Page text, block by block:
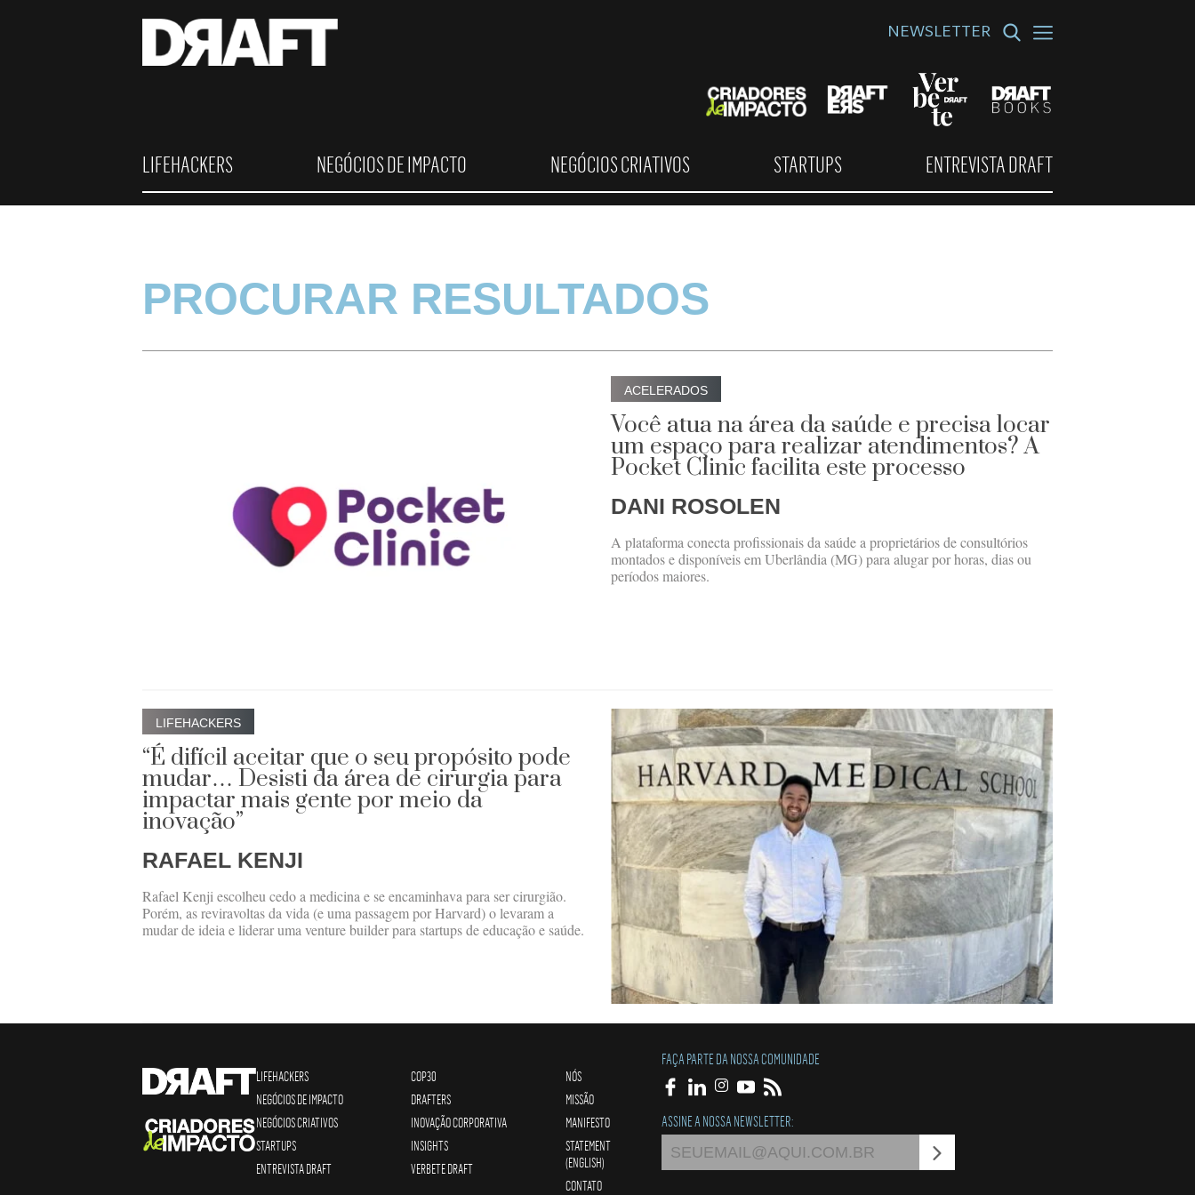
NEWSLETTER
LIFEHACKERS NEGÓCIOS DE IMPACTO NEGÓCIOS CRIATIVOS STARTUPS ENTREVISTA DRAFT
PROCURAR RESULTADOS
ACELERADOS
Você atua na área da saúde e precisa locar
um espaço para realizar atendimentos? A
Pocket Clinic facilita este processo
DANI ROSOLEN
A plataforma conecta profissionais da saúde a proprietários de consultórios
montados e disponíveis em Uberlândia (MG) para alugar por horas, dias ou
períodos maiores.
LIFEHACKERS
“É difícil aceitar que o seu propósito pode
mudar… Desisti da área de cirurgia para
impactar mais gente por meio da
inovação”
RAFAEL KENJI
Rafael Kenji escolheu cedo a medicina e se encaminhava para ser cirurgião.
Porém, as reviravoltas da vida (e uma passagem por Harvard) o levaram a
mudar de ideia e liderar uma venture builder para startups de educação e saúde.
LIFEHACKERS
NEGÓCIOS DE IMPACTO
NEGÓCIOS CRIATIVOS
STARTUPS
ENTREVISTA DRAFT
COP30
DRAFTERS
INOVAÇÃO CORPORATIVA
INSIGHTS
VERBETE DRAFT
NÓS
MISSÃO
MANIFESTO
STATEMENT
(ENGLISH)
CONTATO
FAÇA PARTE DA NOSSA COMUNIDADE
ASSINE A NOSSA NEWSLETTER: